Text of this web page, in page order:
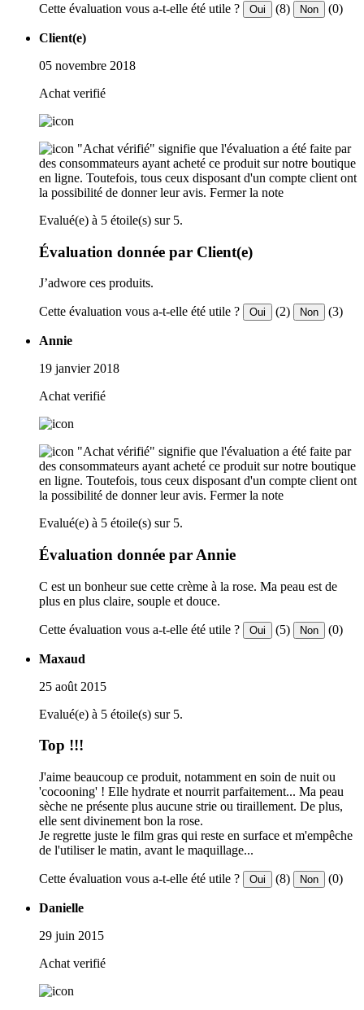
Cette évaluation vous a-t-elle été utile ? Oui (8) Non (0)
Client(e)
05 novembre 2018
Achat verifié
"Achat vérifié" signifie que l'évaluation a été faite par
des consommateurs ayant acheté ce produit sur notre boutique
en ligne. Toutefois, tous ceux disposant d'un compte client ont
la possibilité de donner leur avis. Fermer la note
Evalué(e) à 5 étoile(s) sur 5.
Évaluation donnée par Client(e)
J’adwore ces produits.
Cette évaluation vous a-t-elle été utile ? Oui (2) Non (3)
Annie
19 janvier 2018
Achat verifié
"Achat vérifié" signifie que l'évaluation a été faite par
des consommateurs ayant acheté ce produit sur notre boutique
en ligne. Toutefois, tous ceux disposant d'un compte client ont
la possibilité de donner leur avis. Fermer la note
Evalué(e) à 5 étoile(s) sur 5.
Évaluation donnée par Annie
C est un bonheur sue cette crème à la rose. Ma peau est de
plus en plus claire, souple et douce.
Cette évaluation vous a-t-elle été utile ? Oui (5) Non (0)
Maxaud
25 août 2015
Evalué(e) à 5 étoile(s) sur 5.
Top !!!
J'aime beaucoup ce produit, notamment en soin de nuit ou
'cocooning' ! Elle hydrate et nourrit parfaitement... Ma peau
sèche ne présente plus aucune strie ou tiraillement. De plus,
elle sent divinement bon la rose.
Je regrette juste le film gras qui reste en surface et m'empêche
de l'utiliser le matin, avant le maquillage...
Cette évaluation vous a-t-elle été utile ? Oui (8) Non (0)
Danielle
29 juin 2015
Achat verifié